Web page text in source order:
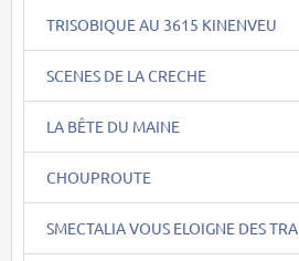
TRISOBIQUE AU 3615 KINENVEU
SCENES DE LA CRECHE
LA BÊTE DU MAINE
CHOUPROUTE
SMECTALIA VOUS ELOIGNE DES TRA